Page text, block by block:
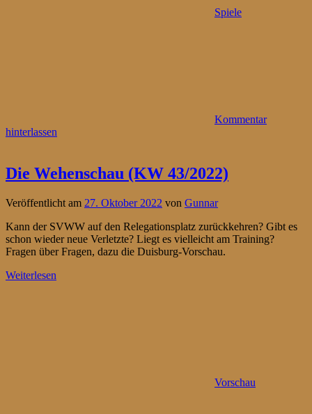
Spiele
Kommentar
hinterlassen
Die Wehenschau (KW 43/2022)
Veröffentlicht am 27. Oktober 2022 von Gunnar
Kann der SVWW auf den Relegationsplatz zurückkehren? Gibt es
schon wieder neue Verletzte? Liegt es vielleicht am Training?
Fragen über Fragen, dazu die Duisburg-Vorschau.
Weiterlesen
Vorschau